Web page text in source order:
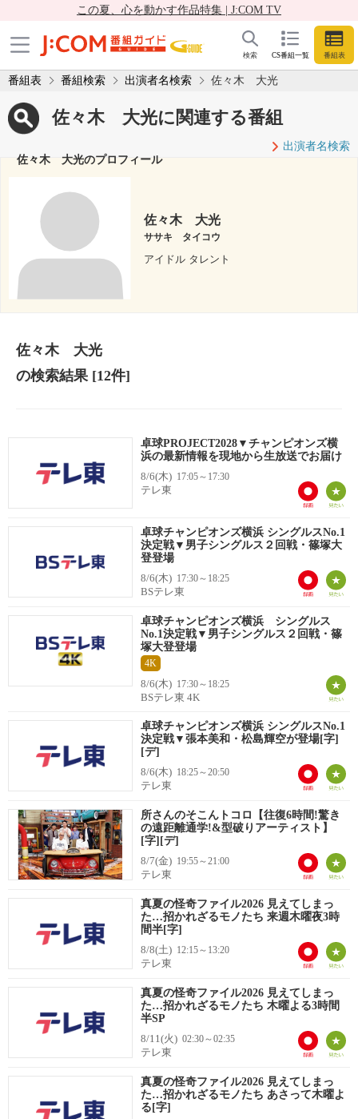
この夏、心を動かす作品特集 | J:COM TV
CS番組一覧 番組表
検索
番組表 番組検索 出演者名検索 佐々木 大光
佐々木 大光に関連する番組
出演者名検索
佐々木 大光のプロフィール
佐々木 大光
ササキ タイコウ
アイドル タレント
佐々木 大光
の検索結果[12件]
卓球PROJECT2028▼チャンピオンズ横
浜の最新情報を現地から生放送でお届け
8/6(木) 17:05～17:30
テレ東
卓球チャンピオンズ横浜 シングルスNo.1
決定戦▼男子シングルス２回戦・篠塚大
登登場
8/6(木) 17:30～18:25
BSテレ東
卓球チャンピオンズ横浜 シングルス
No.1決定戦▼男子シングルス２回戦・篠
塚大登登場
4K
8/6(木) 17:30～18:25
BSテレ東 4K
卓球チャンピオンズ横浜 シングルスNo.1
決定戦▼張本美和・松島輝空が登場[字]
[デ]
8/6(木) 18:25～20:50
テレ東
所さんのそこんトコロ【往復6時間!驚き
の遠距離通学!&型破りアーティスト】
[字][デ]
8/7(金) 19:55～21:00
テレ東
真夏の怪奇ファイル2026 見えてしまっ
た…招かれざるモノたち 来週木曜夜3時
間半[字]
8/8(土) 12:15～13:20
テレ東
真夏の怪奇ファイル2026 見えてしまっ
た…招かれざるモノたち 木曜よる3時間
半SP
8/11(火) 02:30～02:35
テレ東
真夏の怪奇ファイル2026 見えてしまっ
た…招かれざるモノたち あさって木曜よ
る[字]